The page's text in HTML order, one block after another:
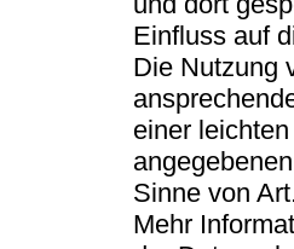
Einfluss auf
Die Nutzung
einer
Sinne von
Mehr